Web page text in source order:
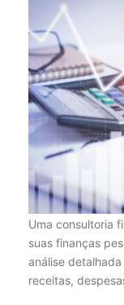
Uma consultoria
suas finanças
análise
receitas,